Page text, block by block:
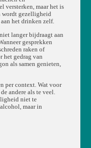
versterken, maar het is
wordt gezelligheid
het drinken zelf.
langer bijdraagt aan
gesprekken
raken of
het gedrag van
als samen genieten,
per context. Wat voor
andere als te veel.
niet te
maar in